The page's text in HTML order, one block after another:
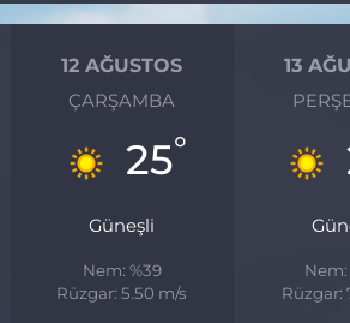
12 AĞUSTOS
ÇARŞAMBA
25°
Güneşli
Nem: %39
Rüzgar: 5.50 m/s
13
Nem:
Rüzgar: